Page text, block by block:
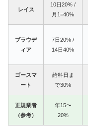
レイス
10日20% /
月1=40%
プラウデ
ィア
7日20% /
14日40%
ゴースマ
ート
給料日ま
で30%
正規業者
（参考）
年15〜
20%